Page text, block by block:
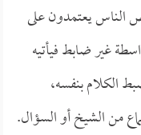
الناس يعتمدون على
غير ضابط فيأتيه
الكلام بنفسه،
من الشيخ أو السؤال.